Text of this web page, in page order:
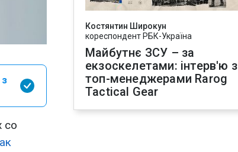
со
Костянтин Широкун
кореспондент РБК-Україна
Майбутнє ЗСУ – за
екзоскелетами: інтерв'ю з
топ-менеджерами Rarog
Tactical Gear